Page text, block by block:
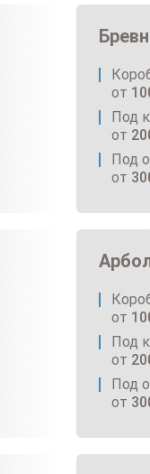
от
Под
от
Под
от
от
Под
от
Под
от